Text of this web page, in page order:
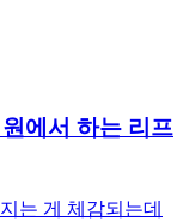
에서 하는 리프
는 게 체감되는데